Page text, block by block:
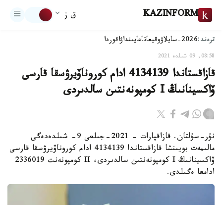
KAZINFORM ق ز
ترەند:2026-سايلاۋ وقيعاتاعايىنداۋاقوردا
08:58, 09 شىلدە 2021
قازاقستاندا 4134139 ادام كوروناۆيرۋسقا قارسى
ۆاكسينانىڭ I كومپونەنتىن سالدىردى
نۇر-سۇلتان. قازاقپارات - 2021-جىلعى 9- شىلدەدەگى
مالىمەت بويىنشا قازاقستاندا 4134139 ادام كوروناۆيرۋسقا قارسى
ۆاكسينانىڭ I كومپونەنتىن سالدىردى، II كومپونەنت 2336019
ادامعا ەگىلدى.